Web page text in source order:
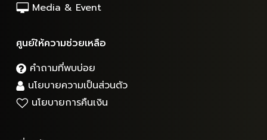
Media & Event
ศูนย์ให้ความช่วยเหลือ
คำถามที่พบบ่อย
นโยบายความเป็นส่วนตัว
นโยบายการคืนเงิน